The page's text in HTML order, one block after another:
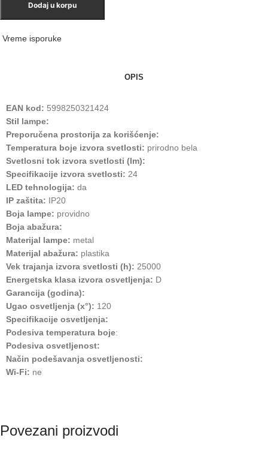
Dodaj u korpu
Vreme isporuke
OPIS
EAN kod: 5998250321424
Stil lampe:
Preporučena prostorija za korišćenje:
Temperatura boje izvora svetlosti: prirodno bela
Svetlosni tok izvora svetlosti (lm):
Specifikacije izvora svetlosti: 24
LED tehnologija: da
IP zaštita: IP20
Boja lampe: providno
Boja abažura:
Materijal lampe: metal
Materijal abažura: plastika
Vek trajanja izvora svetlosti (h): 25000
Energetska klasa izvora osvetljenja: D
Garancija (godina):
Ugao osvetljenja (x°): 120
Specifikacije osvetljenja:
Podesiva temperatura boje:
Podesiva osvetljenost:
Način podešavanja osvetljenosti:
Wi-Fi: ne
Povezani proizvodi